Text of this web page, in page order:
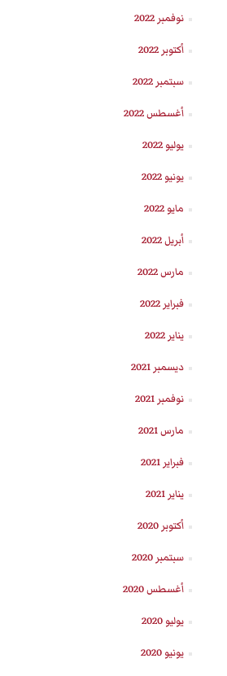
نوفمبر 2022
أكتوبر 2022
سبتمبر 2022
أغسطس 2022
يوليو 2022
يونيو 2022
مايو 2022
أبريل 2022
مارس 2022
فبراير 2022
يناير 2022
ديسمبر 2021
نوفمبر 2021
مارس 2021
فبراير 2021
يناير 2021
أكتوبر 2020
سبتمبر 2020
أغسطس 2020
يوليو 2020
يونيو 2020